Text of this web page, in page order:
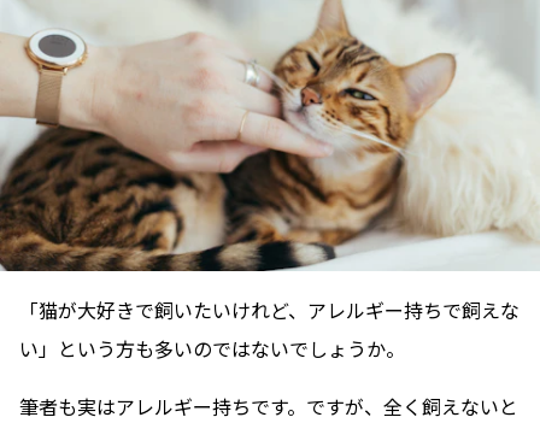
「猫が大好きで飼いたいけれど、アレルギー持ちで飼えな
い」という方も多いのではないでしょうか。
筆者も実はアレルギー持ちです。ですが、全く飼えないと